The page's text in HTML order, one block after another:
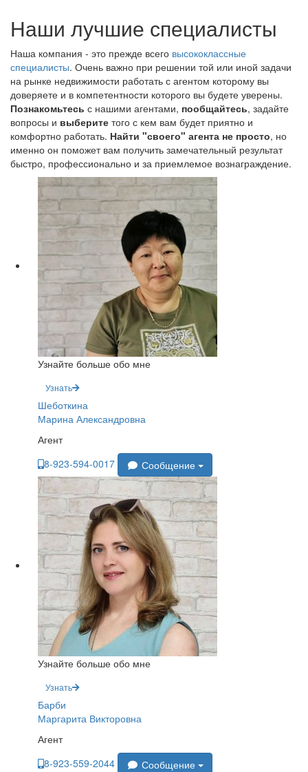
Наши лучшие специалисты
Наша компания - это прежде всего высококлассные
специалисты. Очень важно при решении той или иной задачи
на рынке недвижимости работать с агентом которому вы
доверяете и в компетентности которого вы будете уверены.
Познакомьтесь с нашими агентами, пообщайтесь, задайте
вопросы и выберите того с кем вам будет приятно и
комфортно работать. Найти "своего" агента не просто, но
именно он поможет вам получить замечательный результат
быстро, профессионально и за приемлемое вознаграждение.
Узнайте больше обо мне
Узнать
Шеботкина
Марина Александровна
Агент
8-923-594-0017
Сообщение
Узнайте больше обо мне
Узнать
Барби
Маргарита Викторовна
Агент
8-923-559-2044
Сообщение